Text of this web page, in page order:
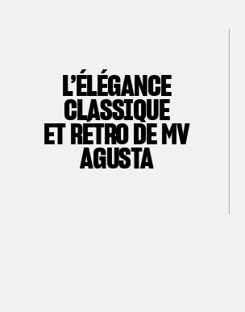
L’ÉLÉGANCE
CLASSIQUE
ET RÉTRO DE MV
AGUSTA